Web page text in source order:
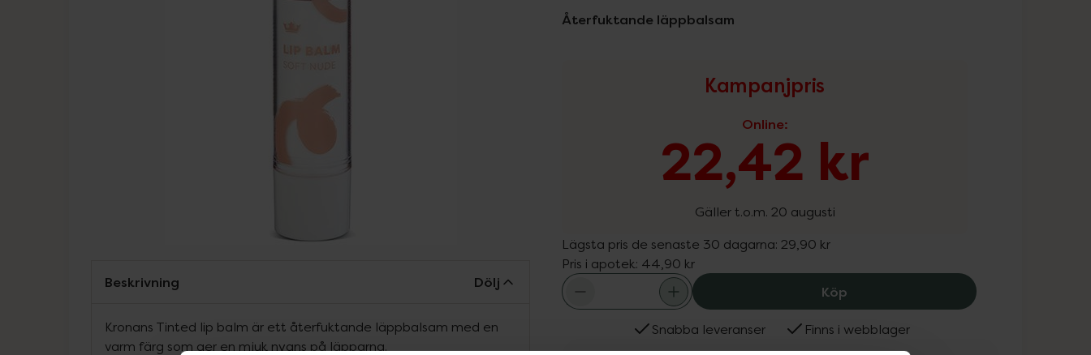
Återfuktande läppbalsam
Kampanjpris
Online:
22,42 kr
Gäller t.o.m. 20 augusti
Lägsta pris de senaste 30 dagarna: 29,90 kr
Pris i apotek: 44,90 kr
Köp Kronans Apotek Lip Balm Soft Nude,
Snabba leveranser Finns i webblager
Beskrivning Dölj
Kronans Tinted lip balm är ett återfuktande läppbalsam med en
varm färg som ger en mjuk nyans på läpparna.